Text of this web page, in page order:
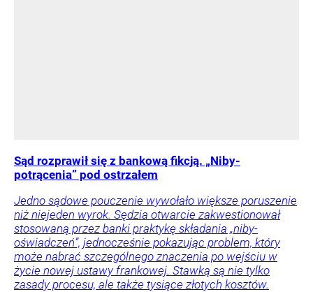
Sąd rozprawił się z bankową fikcją. „Niby-
potrącenia” pod ostrzałem
Jedno sądowe pouczenie wywołało większe poruszenie
niż niejeden wyrok. Sędzia otwarcie zakwestionował
stosowaną przez banki praktykę składania „niby-
oświadczeń”, jednocześnie pokazując problem, który
może nabrać szczególnego znaczenia po wejściu w
życie nowej ustawy frankowej. Stawką są nie tylko
zasady procesu, ale także tysiące złotych kosztów.